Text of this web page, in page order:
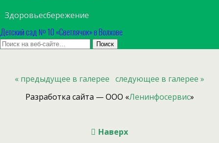
Здоровьесбережение
Детский сад № 10 «Светлячок» в Волхове
« предыдущее в галерее следующее в галерее »
Разработка сайта — ООО «Ленинфосервис»
Наверх